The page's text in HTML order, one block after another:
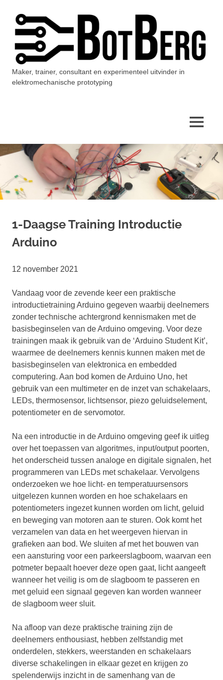
inhoud
BotBerg
Maker, trainer, consultant en experimenteel uitvinder in
elektromechanische prototyping
MENU
1-Daagse Training Introductie
Arduino
12 november 2021
Vandaag voor de zevende keer een praktische
introductietraining Arduino gegeven waarbij deelnemers
zonder technische achtergrond kennismaken met de
basisbeginselen van de Arduino omgeving. Voor deze
trainingen maak ik gebruik van de ‘Arduino Student Kit’,
waarmee de deelnemers kennis kunnen maken met de
basisbeginselen van elektronica en embedded
computering. Aan bod komen de Arduino Uno, het
gebruik van een multimeter en de inzet van schakelaars,
LEDs, thermosensor, lichtsensor, piezo geluidselement,
potentiometer en de servomotor.
Na een introductie in de Arduino omgeving geef ik uitleg
over het toepassen van algoritmes, input/output poorten,
het onderscheid tussen analoge en digitale signalen, het
programmeren van LEDs met schakelaar. Vervolgens
onderzoeken we hoe licht- en temperatuursensors
uitgelezen kunnen worden en hoe schakelaars en
potentiometers ingezet kunnen worden om licht, geluid
en beweging van motoren aan te sturen. Ook komt het
verzamelen van data en het weergeven hiervan in
grafieken aan bod. We sluiten af met het bouwen van
een aansturing voor een parkeerslagboom, waarvan een
potmeter bepaalt hoever deze open gaat, licht aangeeft
wanneer het veilig is om de slagboom te passeren en
met geluid een signaal gegeven kan worden wanneer
de slagboom weer sluit.
Na afloop van deze praktische training zijn de
deelnemers enthousiast, hebben zelfstandig met
onderdelen, stekkers, weerstanden en schakelaars
diverse schakelingen in elkaar gezet en krijgen zo
spelenderwijs inzicht in de samenhang van de